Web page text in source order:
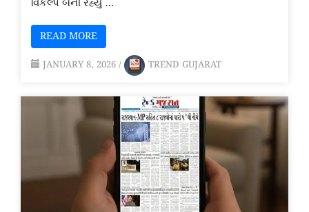
વિકલ્પ બની રહ્યું …
READ MORE
JANUARY 8, 2026 / TREND GUJARAT